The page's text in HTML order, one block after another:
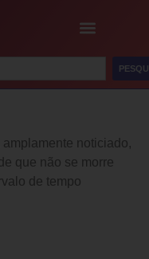
amplamente noticiado,
que não se morre
de tempo